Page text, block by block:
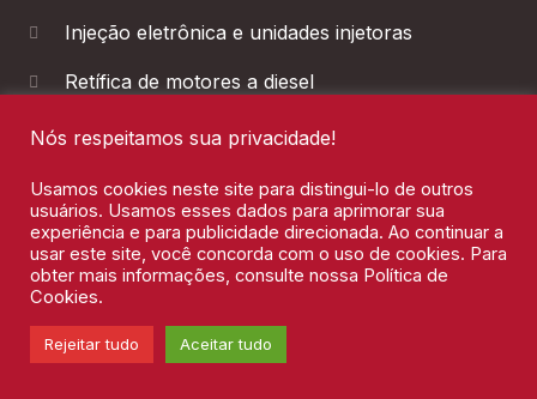
Injeção eletrônica e unidades injetoras
Retífica de motores a diesel
Diagnóstico Eletrônico
Manutenção de Cambios
Leon Motores 2026 © Todos os direitos reservados
Nós respeitamos sua privacidade!
Usamos cookies neste site para distingui-lo de outros
usuários. Usamos esses dados para aprimorar sua
experiência e para publicidade direcionada. Ao continuar a
usar este site, você concorda com o uso de cookies. Para
obter mais informações, consulte nossa Política de
Cookies.
Rejeitar tudo Aceitar tudo